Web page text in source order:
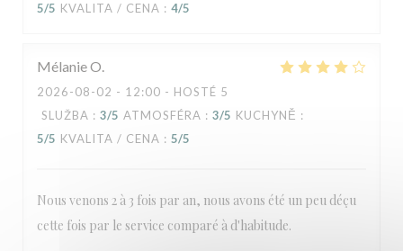
5/5 KVALITA / CENA : 4/5
MélanieO
2026-08-02 - 12:00 - HOSTÉ 5
SLUŽBA : 3/5 ATMOSFÉRA : 3/5 KUCHYNĚ :
5/5 KVALITA / CENA : 5/5
Nous venons 2 à 3 fois par an, nous avons été un peu déçu
cette fois par le service comparé à d'habitude.